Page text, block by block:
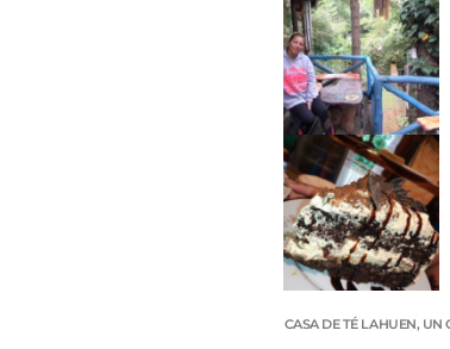
CASA DE TÉ LAHUEN, UN